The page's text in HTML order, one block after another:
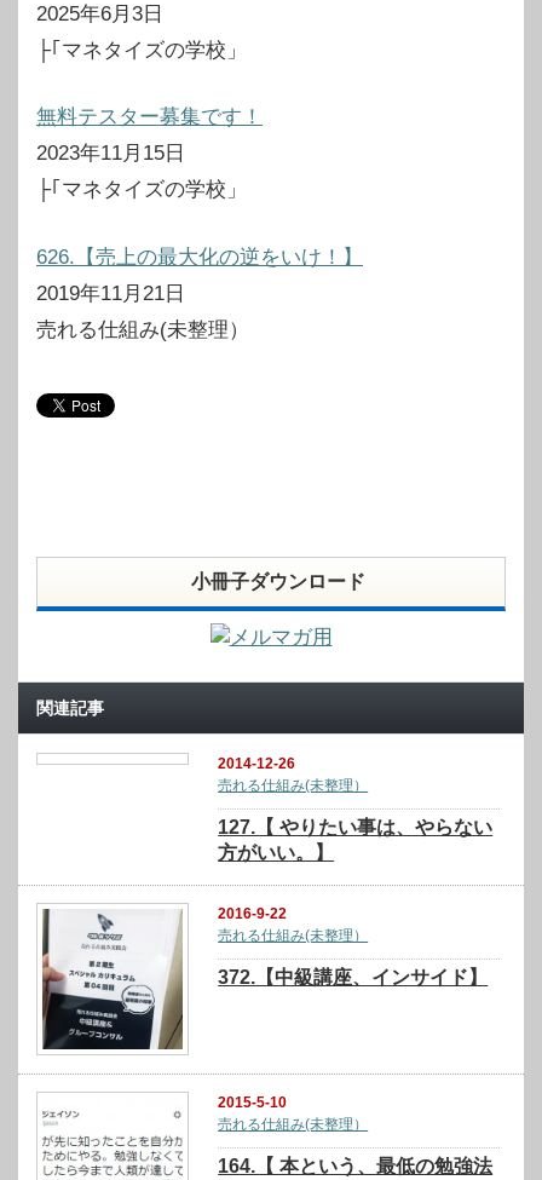
2025年6月3日
├｢マネタイズの学校」
無料テスター募集です！
2023年11月15日
├｢マネタイズの学校」
626.【売上の最大化の逆をいけ！】
2019年11月21日
売れる仕組み(未整理）
小冊子ダウンロード
関連記事
2014-12-26
売れる仕組み(未整理）
127.【 やりたい事は、やらない
方がいい。】
2016-9-22
売れる仕組み(未整理）
372.【中級講座、インサイド】
2015-5-10
売れる仕組み(未整理）
164.【 本という、最低の勉強法